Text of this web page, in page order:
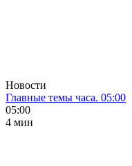
Новости
Главные темы часа. 05:00
05:00
4 мин